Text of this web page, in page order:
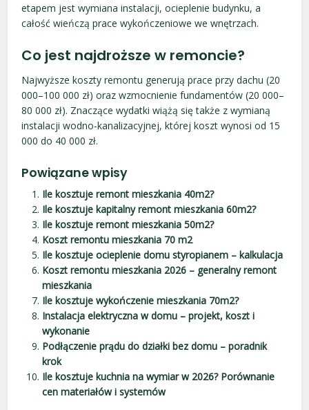
etapem jest wymiana instalacji, ocieplenie budynku, a
całość wieńczą prace wykończeniowe we wnętrzach.
Co jest najdroższe w remoncie?
Najwyższe koszty remontu generują prace przy dachu (20
000–100 000 zł) oraz wzmocnienie fundamentów (20 000–
80 000 zł). Znaczące wydatki wiążą się także z wymianą
instalacji wodno-kanalizacyjnej, której koszt wynosi od 15
000 do 40 000 zł.
Powiązane wpisy
Ile kosztuje remont mieszkania 40m2?
Ile kosztuje kapitalny remont mieszkania 60m2?
Ile kosztuje remont mieszkania 50m2?
Koszt remontu mieszkania 70 m2
Ile kosztuje ocieplenie domu styropianem – kalkulacja
Koszt remontu mieszkania 2026 – generalny remont
mieszkania
Ile kosztuje wykończenie mieszkania 70m2?
Instalacja elektryczna w domu – projekt, koszt i
wykonanie
Podłączenie prądu do działki bez domu – poradnik
krok
Ile kosztuje kuchnia na wymiar w 2026? Porównanie
cen materiałów i systemów